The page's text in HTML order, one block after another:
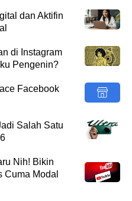
dan Aktifin
di Instagram
Pengenin?
Facebook
Salah Satu
Nih! Bikin
Cuma Modal